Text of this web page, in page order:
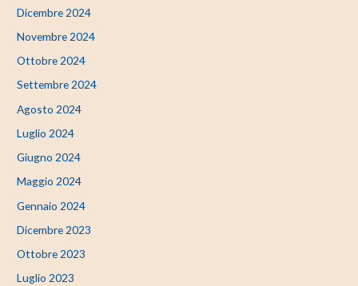
Dicembre 2024
Novembre 2024
Ottobre 2024
Settembre 2024
Agosto 2024
Luglio 2024
Giugno 2024
Maggio 2024
Gennaio 2024
Dicembre 2023
Ottobre 2023
Luglio 2023